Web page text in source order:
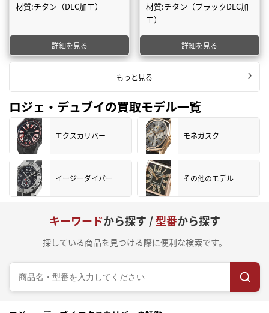
材質:チタン（DLC加工）
詳細を見る
材質:チタン（ブラックDLC加
工）
詳細を見る
もっと見る
ロジェ・デュブイの買取モデル一覧
エクスカリバー モネガスク
イージーダイバー その他のモデル
キーワードから探す /型番から探す
探している商品を見つける際に便利な検索です。